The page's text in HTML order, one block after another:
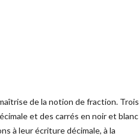
de la notion de fraction. Trois
et des carrés en noir et blanc
à leur écriture décimale, à la